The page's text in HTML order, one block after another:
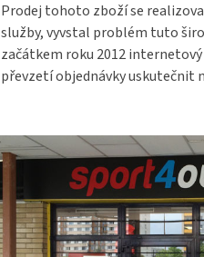
Prodej tohoto zboží se
služby, vyvstal problém tuto
začátkem roku 2012
převzetí objednávky uskutečnit